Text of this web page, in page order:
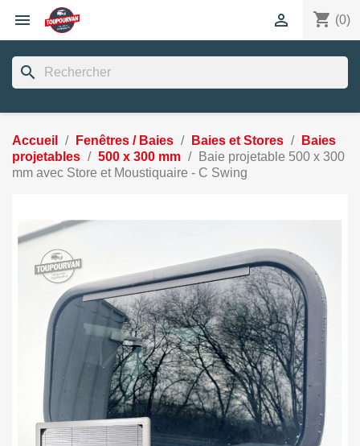
 shopping_cart (0)

search
Accueil Fenêtres / Baies Baies et Stores
Baies
projetables
500 x 300 mm
Baie projetable 500 x 300
mm avec Store et Moustiquaire - C Swing